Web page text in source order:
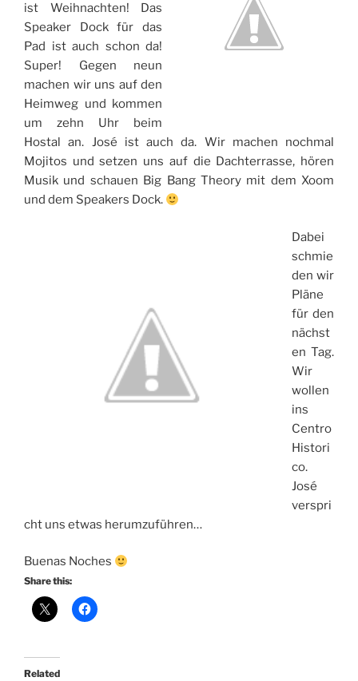
ist Weihnachten! Das
Speaker Dock für das
Pad ist auch schon da!
Super! Gegen neun
machen wir uns auf den
Heimweg und kommen
um zehn Uhr beim
Hostal an. José ist auch da. Wir machen nochmal
Mojitos und setzen uns auf die Dachterrasse, hören
Musik und schauen Big Bang Theory mit dem Xoom
und dem Speakers Dock.
Dabei
schmie
den wir
Pläne
für den
nächst
en Tag.
Wir
wollen
ins
Centro
Histori
co.
José
verspri
cht uns etwas herumzuführen…
Buenas Noches
Share this:
Related